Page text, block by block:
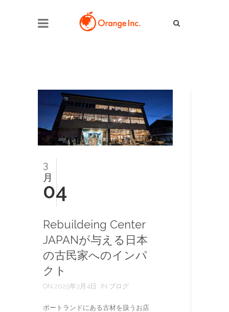
3
月
04
Rebuildeing Center
JAPANが与える日本
の古民家へのインパ
クト
ON 2025年3月4日 IN ブログ
ポートランドにある古材を扱うお店